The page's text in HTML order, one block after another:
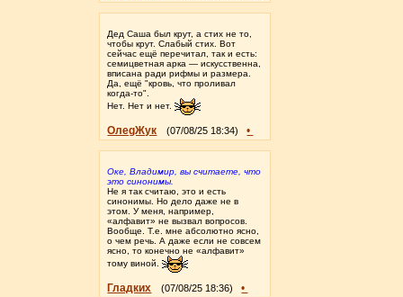
Дед Саша был крут, а стих не то,
чтобы крут. Слабый стих. Вот
сейчас ещё перечитал, так и есть:
семицветная арка — искусственна,
вписана ради рифмы и размера.
Да, ещё "кровь, что проливал
когда-то".
Нет. Нет и нет.
ОлеgЖук (07/08/25 18:34) •
Оке, Владимир, вы считаете, что
это синонимы.
Не я так считаю, это и есть
синонимы. Но дело даже не в
этом. У меня, например,
«алфавит» не вызвал вопросов.
Вообще. Т.е. мне абсолютно ясно,
о чем речь. А даже если не совсем
ясно, то конечно не «алфавит»
тому виной.
Гладких (07/08/25 18:36) •